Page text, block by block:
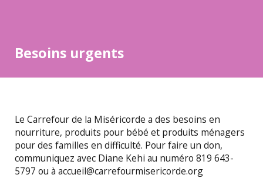
Besoins urgents
Le Carrefour de la Miséricorde a des besoins en
nourriture, produits pour bébé et produits ménagers
pour des familles en difficulté. Pour faire un don,
communiquez avec Diane Kehi au numéro 819 643-
5797 ou à accueil@carrefourmisericorde.org